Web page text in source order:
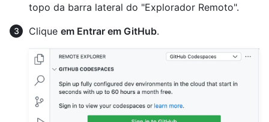
topo da barra lateral do "Explorador Remoto".
Clique em Entrar em GitHub.